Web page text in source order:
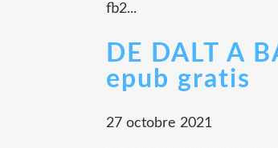
fb2...
DE DALT A
epub gratis
27 octobre 2021